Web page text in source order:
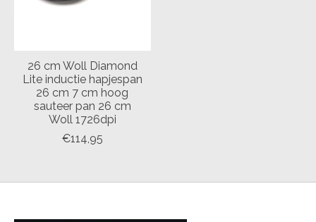
26 cm Woll Diamond
Lite inductie hapjespan
26 cm 7 cm hoog
sauteer pan 26 cm
Woll 1726dpi
€114,95